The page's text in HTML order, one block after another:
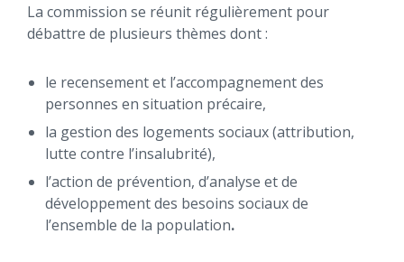
La commission se réunit régulièrement pour
débattre de plusieurs thèmes dont :
le recensement et l’accompagnement des
personnes en situation précaire,
la gestion des logements sociaux (attribution,
lutte contre l’insalubrité),
l’action de prévention, d’analyse et de
développement des besoins sociaux de
l’ensemble de la population.